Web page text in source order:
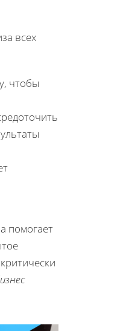
всех
чтобы
помогает